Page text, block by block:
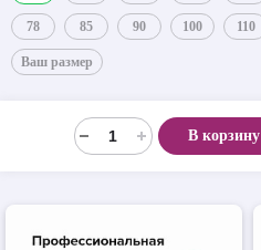
78 85 90 100 110
Ваш размер
В корзину